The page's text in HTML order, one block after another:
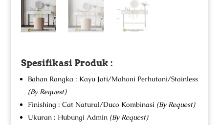
Spesifikasi Produk :
Bahan Rangka : Kayu Jati/Mahoni Perhutani/Stainless
(By Request)
Finishing : Cat Natural/Duco Kombinasi (By Request)
Ukuran : Hubungi Admin (By Request)